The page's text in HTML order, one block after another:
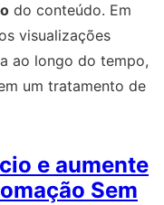
do conteúdo. Em
visualizações
ao longo do tempo,
um tratamento de
e aumente
Sem